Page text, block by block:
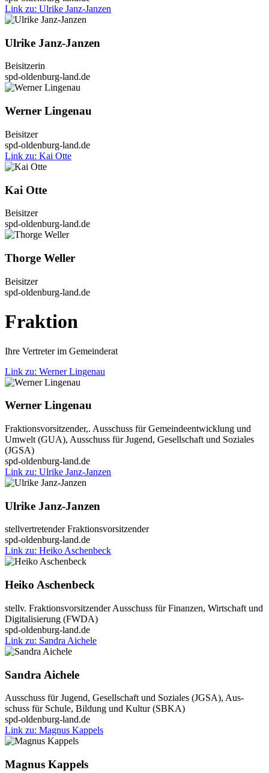
Link zu: Ulri­ke Janz-Jan­­zen
Ulri­ke Janz-Jan­zen
Bei­sit­ze­rin
spd-oldenburg-land.de
Wer­ner Lin­ge­nau
Bei­sit­zer
spd-oldenburg-land.de
Link zu: Kai Otte
Kai Otte
Bei­sit­zer
spd-oldenburg-land.de
Thor­ge Wel­ler
Bei­sit­zer
spd-oldenburg-land.de
Frak­ti­on
Ihre Ver­tre­ter im Gemein­de­rat
Link zu: Wer­ner Lin­ge­nau
Wer­ner Lin­ge­nau
Frak­ti­ons­vor­sit­zen­der,. Aus­schuss für Gemein­de­ent­wick­lung und
Umwelt (GUA), Aus­schuss für Jugend, Gesell­schaft und Sozia­les
(JGSA)
spd-oldenburg-land.de
Link zu: Ulri­ke Janz-Jan­­zen
Ulri­ke Janz-Jan­zen
stell­ver­tre­ten­der Frak­ti­ons­vor­sit­zen­der
spd-oldenburg-land.de
Link zu: Hei­ko Aschen­beck
Hei­ko Aschen­beck
stellv. Frak­ti­ons­vor­sit­zen­der Aus­schuss für Finan­zen, Wirt­schaft und
Digi­ta­li­sie­rung (FWDA)
spd-oldenburg-land.de
Link zu: San­dra Aiche­le
San­dra Aiche­le
Aus­schuss für Jugend, Gesell­schaft und Sozia­les (JGSA), Aus­
schuss für Schu­le, Bil­dung und Kul­tur (SBKA)
spd-oldenburg-land.de
Link zu: Magnus Kap­pels
Magnus Kap­pels